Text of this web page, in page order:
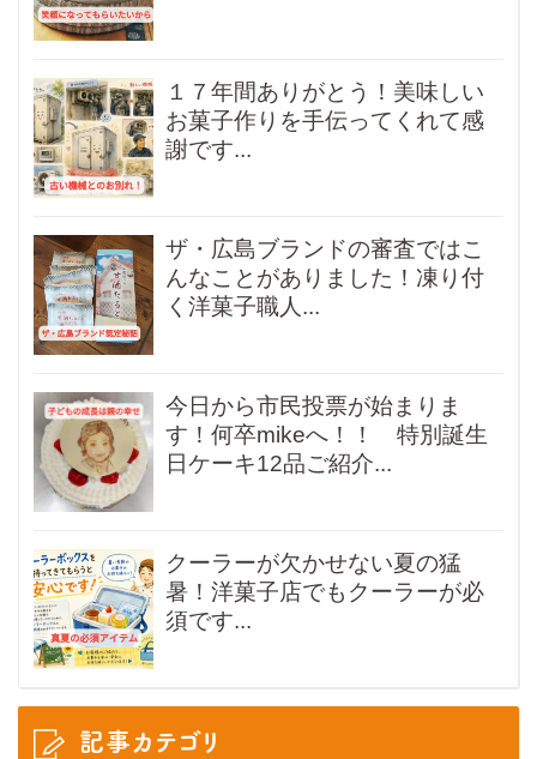
１７年間ありがとう！美味しい
お菓子作りを手伝ってくれて感
謝です...
ザ・広島ブランドの審査ではこ
んなことがありました！凍り付
く洋菓子職人...
今日から市民投票が始まりま
す！何卒mikeへ！！ 特別誕生
日ケーキ12品ご紹介...
クーラーが欠かせない夏の猛
暑！洋菓子店でもクーラーが必
須です...
記事カテゴリ